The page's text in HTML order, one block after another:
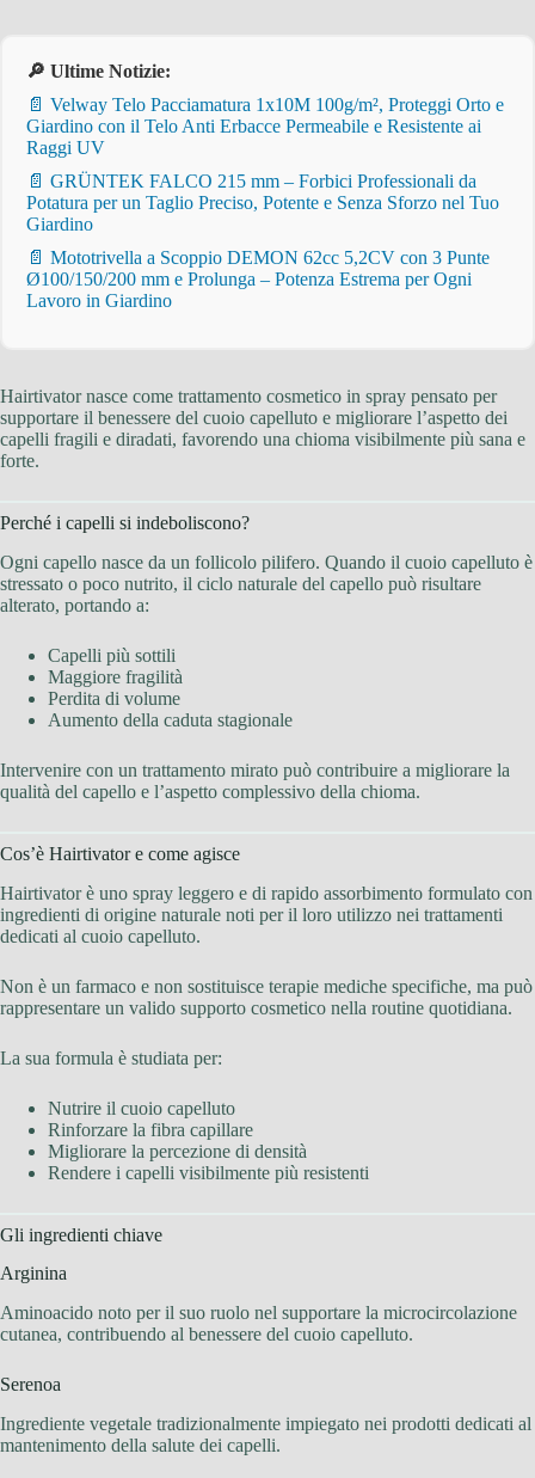
🔎 Ultime Notizie:
📄 Velway Telo Pacciamatura 1x10M 100g/m², Proteggi Orto e
Giardino con il Telo Anti Erbacce Permeabile e Resistente ai
Raggi UV
📄 GRÜNTEK FALCO 215 mm – Forbici Professionali da
Potatura per un Taglio Preciso, Potente e Senza Sforzo nel Tuo
Giardino
📄 Mototrivella a Scoppio DEMON 62cc 5,2CV con 3 Punte
Ø100/150/200 mm e Prolunga – Potenza Estrema per Ogni
Lavoro in Giardino
Hairtivator nasce come trattamento cosmetico in spray pensato per
supportare il benessere del cuoio capelluto e migliorare l’aspetto dei
capelli fragili e diradati, favorendo una chioma visibilmente più sana e
forte.
Perché i capelli si indeboliscono?
Ogni capello nasce da un follicolo pilifero. Quando il cuoio capelluto è
stressato o poco nutrito, il ciclo naturale del capello può risultare
alterato, portando a:
Capelli più sottili
Maggiore fragilità
Perdita di volume
Aumento della caduta stagionale
Intervenire con un trattamento mirato può contribuire a migliorare la
qualità del capello e l’aspetto complessivo della chioma.
Cos’è Hairtivator e come agisce
Hairtivator è uno spray leggero e di rapido assorbimento formulato con
ingredienti di origine naturale noti per il loro utilizzo nei trattamenti
dedicati al cuoio capelluto.
Non è un farmaco e non sostituisce terapie mediche specifiche, ma può
rappresentare un valido supporto cosmetico nella routine quotidiana.
La sua formula è studiata per:
Nutrire il cuoio capelluto
Rinforzare la fibra capillare
Migliorare la percezione di densità
Rendere i capelli visibilmente più resistenti
Gli ingredienti chiave
Arginina
Aminoacido noto per il suo ruolo nel supportare la microcircolazione
cutanea, contribuendo al benessere del cuoio capelluto.
Serenoa
Ingrediente vegetale tradizionalmente impiegato nei prodotti dedicati al
mantenimento della salute dei capelli.